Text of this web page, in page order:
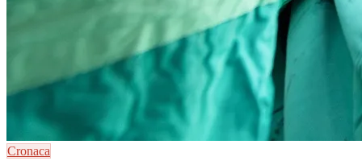
Cronaca